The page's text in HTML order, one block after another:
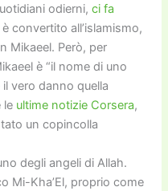
odierni, ci fa
convertito all’islamismo,
Mikaeel. Però, per
è “il nome di uno
vero danno quella
ultime notizie Corsera,
un copincolla
degli angeli di Allah.
Mi-Kha’El, proprio come